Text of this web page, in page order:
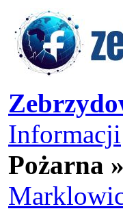
Informacji
Pożarna »